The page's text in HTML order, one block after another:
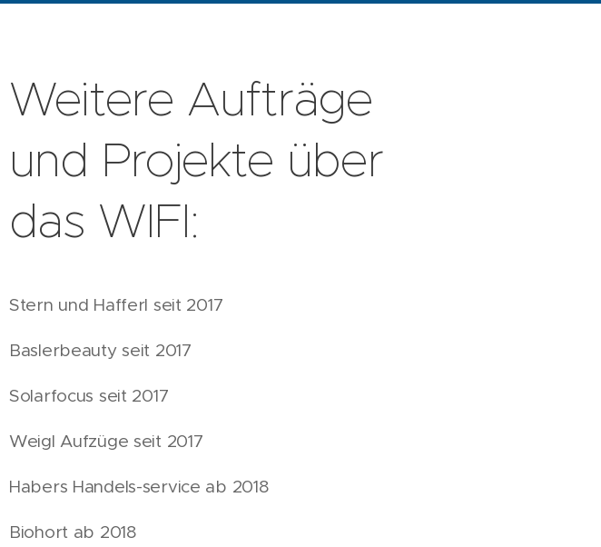
Weitere Aufträge
und Projekte über
das WIFI:
Stern und Hafferl seit 2017
Baslerbeauty seit 2017
Solarfocus seit 2017
Weigl Aufzüge seit 2017
Habers Handels-service ab 2018
Biohort ab 2018